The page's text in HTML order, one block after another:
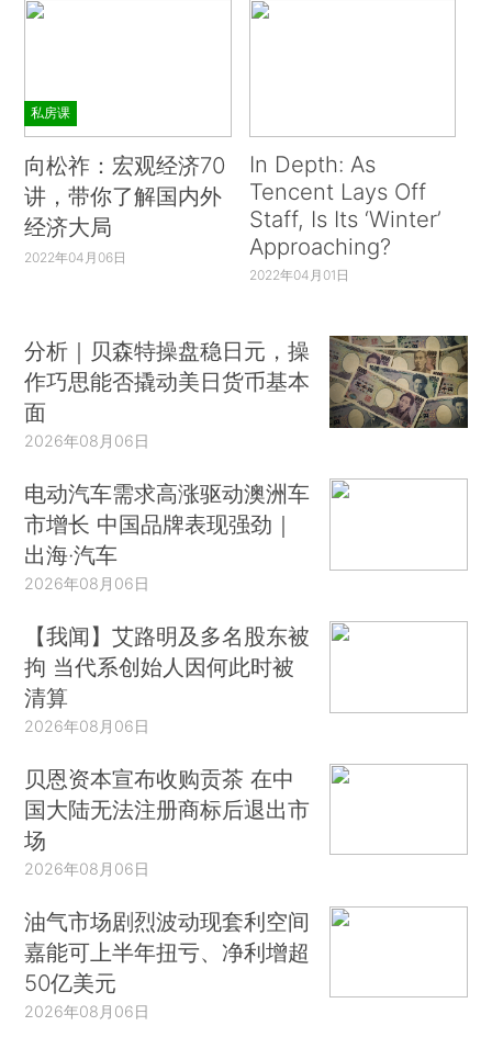
私房课
向松祚：宏观经济70
讲，带你了解国内外
经济大局
2022年04月06日
In Depth: As
Tencent Lays Off
Staff, Is Its ‘Winter’
Approaching?
2022年04月01日
分析｜贝森特操盘稳日元，操
作巧思能否撬动美日货币基本
面
2026年08月06日
电动汽车需求高涨驱动澳洲车
市增长 中国品牌表现强劲｜
出海·汽车
2026年08月06日
【我闻】艾路明及多名股东被
拘 当代系创始人因何此时被
清算
2026年08月06日
贝恩资本宣布收购贡茶 在中
国大陆无法注册商标后退出市
场
2026年08月06日
油气市场剧烈波动现套利空间
嘉能可上半年扭亏、净利增超
50亿美元
2026年08月06日